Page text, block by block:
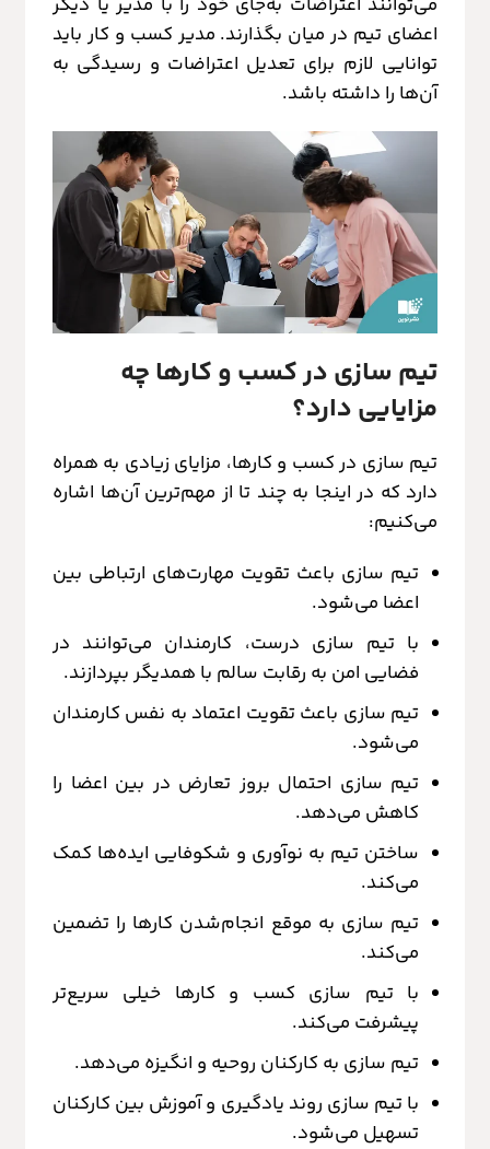
اعضای تیم در میان بگذارند. مدیر کسب و کار باید
توانایی لازم برای تعدیل اعتراضات و رسیدگی به
آن‌ها را داشته باشد.
تیم سازی در کسب و کارها چه
مزایایی دارد؟
تیم سازی در کسب و کارها، مزایای زیادی به همراه
دارد که در اینجا به چند تا از مهم‌ترین آن‌ها اشاره
می‌کنیم:
تیم سازی باعث تقویت مهارت‌های ارتباطی بین
اعضا می‌شود.
با تیم سازی درست، کارمندان می‌توانند در
فضایی امن به رقابت سالم با همدیگر بپردازند.
تیم سازی باعث تقویت اعتماد به نفس کارمندان
می‌شود.
تیم سازی احتمال بروز تعارض در بین اعضا را
کاهش می‌دهد.
ساختن تیم به نوآوری و شکوفایی ایده‌ها کمک
می‌کند.
تیم سازی به موقع انجام‌شدن کارها را تضمین
می‌کند.
با تیم سازی کسب و کارها خیلی سریع‌تر
پیشرفت می‌کند.
تیم سازی به کارکنان روحیه و انگیزه می‌دهد.
با تیم سازی روند یادگیری و آموزش بین کارکنان
تسهیل می‌شود.